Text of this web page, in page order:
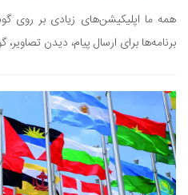
همه ما اپلیکیشن‌های زیادی بر روی
برنامه‌ها برای ارسال پیام، دیدن